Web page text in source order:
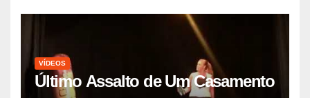
VÍDEOS
Último Assalto de Um Casamento